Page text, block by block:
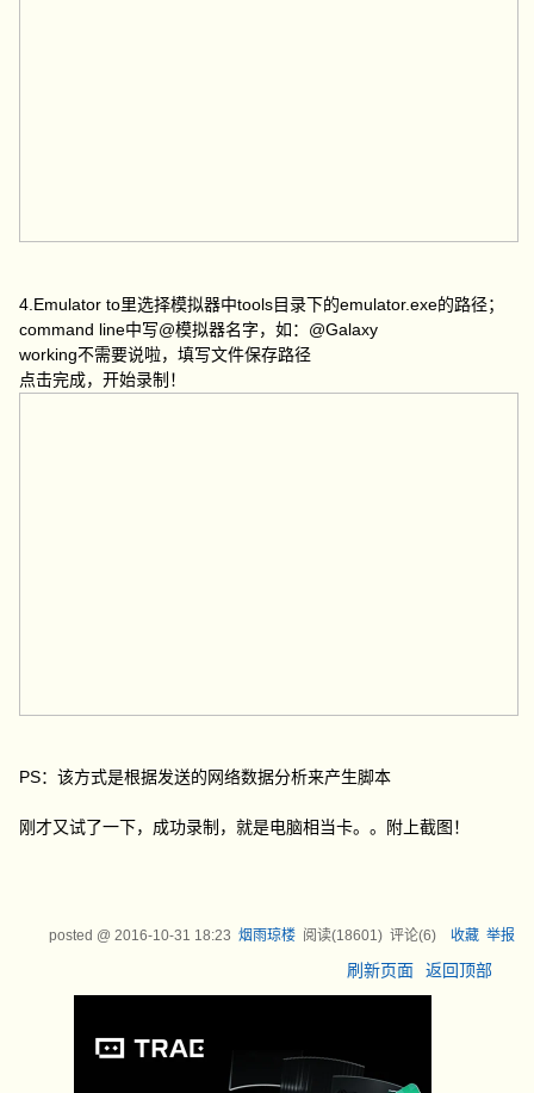
4.Emulator to里选择模拟器中tools目录下的emulator.exe的路径；
command line中写@模拟器名字，如：@Galaxy
working不需要说啦，填写文件保存路径
点击完成，开始录制！
PS：该方式是根据发送的网络数据分析来产生脚本
刚才又试了一下，成功录制，就是电脑相当卡。。附上截图！
posted @ 2016-10-31 18:23 烟雨琼楼阅读(18601) 评论(6) 收藏 举报
刷新页面 返回顶部